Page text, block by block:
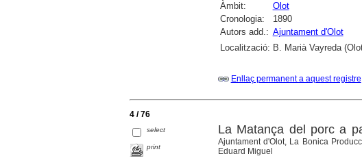
Àmbit:
Olot
Cronologia:
1890
Autors add.: Ajuntament d'Olot
Localització: B. Marià Vayreda
Enllaç permanent a aquest registre
4 / 76
select
print
La Matança del porc a
Ajuntament d'Olot, La Bonica
Eduard Miguel